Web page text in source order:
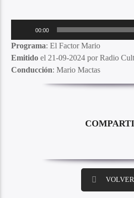
audio
00:00
Programa: El Factor Mario
Emitido el 21-09-2024 por Radio
Conducción: Mario Mactas
VOLVER